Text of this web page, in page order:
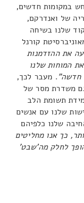
במקומות חדשים,
של ואנדרקם,
שלנו בשיחה
קורנל
את ההזדמנות
המוחות שלנו
חדשה". מעבר לכך,
משדרת מסר של
תשומת הלב
שלנו עם אנשים
שלנו כלפיהם
כך אנו מחליטים
לחלק מה'שבט'